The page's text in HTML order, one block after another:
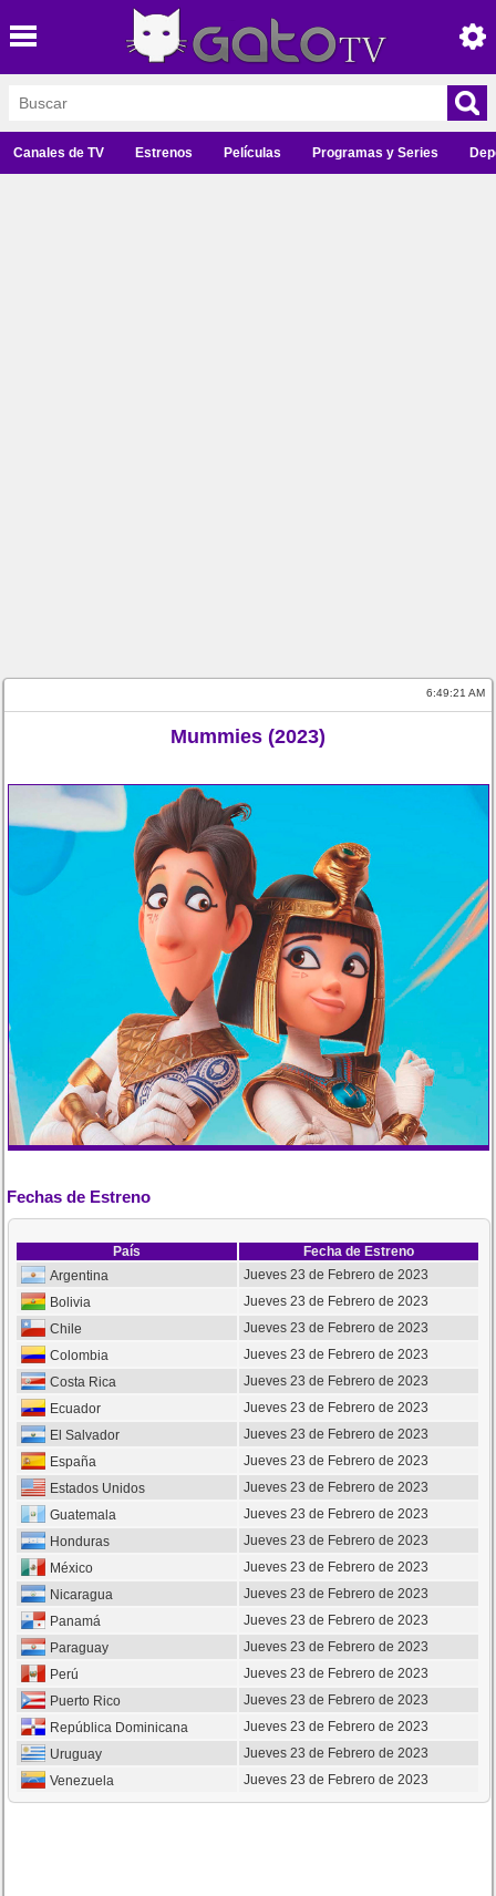
Canales de TV Estrenos Películas Programas y Series
6:49:22 AM
Mummies (2023)
Fechas de Estreno
País
Fecha de Estreno
Argentina
Jueves 23 de Febrero de 2023
Bolivia
Jueves 23 de Febrero de 2023
Chile
Jueves 23 de Febrero de 2023
Colombia
Jueves 23 de Febrero de 2023
Costa Rica
Jueves 23 de Febrero de 2023
Ecuador
Jueves 23 de Febrero de 2023
El Salvador
Jueves 23 de Febrero de 2023
España
Jueves 23 de Febrero de 2023
Estados Unidos
Jueves 23 de Febrero de 2023
Guatemala
Jueves 23 de Febrero de 2023
Honduras
Jueves 23 de Febrero de 2023
México
Jueves 23 de Febrero de 2023
Nicaragua
Jueves 23 de Febrero de 2023
Panamá
Jueves 23 de Febrero de 2023
Paraguay
Jueves 23 de Febrero de 2023
Perú
Jueves 23 de Febrero de 2023
Puerto Rico
Jueves 23 de Febrero de 2023
República Dominicana
Jueves 23 de Febrero de 2023
Uruguay
Jueves 23 de Febrero de 2023
Venezuela
Jueves 23 de Febrero de 2023